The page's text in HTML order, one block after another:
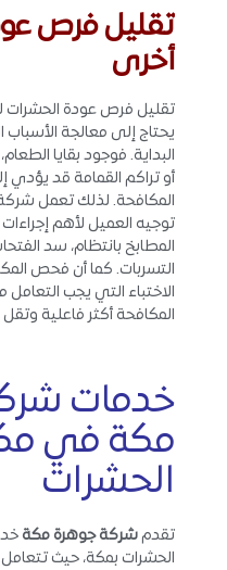
تقليل فرص
أخرى
تقليل فرص عودة الحشرات
يحتاج إلى معالجة
البداية. فوجود بقايا
أو تراكم القمامة قد
المكافحة. لذلك تعمل
توجيه العميل لأهم
المطابخ بانتظام، سد
التسربات. كما أن فحص
الاختباء التي يجب
المكافحة أكثر فاعلية
خدمات
مكة في
الحشرات
تقدمشركة جوهرة مكة
الحشرات بمكة، حيث